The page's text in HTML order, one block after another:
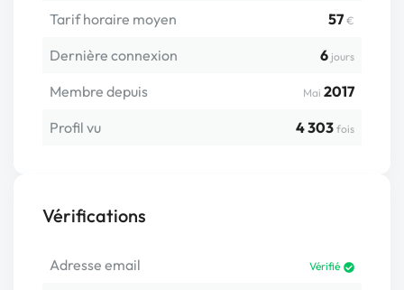
Tarif horaire moyen 57 €
Dernière connexion 6 jours
Membre depuis Mai 2017
Profil vu
4 303 fois
Vérifications
Adresse email Vérifié